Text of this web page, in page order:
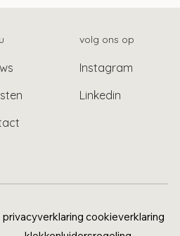
volg ons op
Instagram
Linkedin
privacyverklaring cookieverklaring